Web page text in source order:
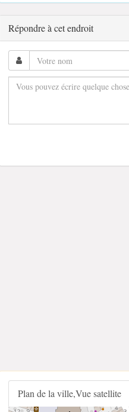
Répondre à cet endroit
Plan de la ville,Vue satellite